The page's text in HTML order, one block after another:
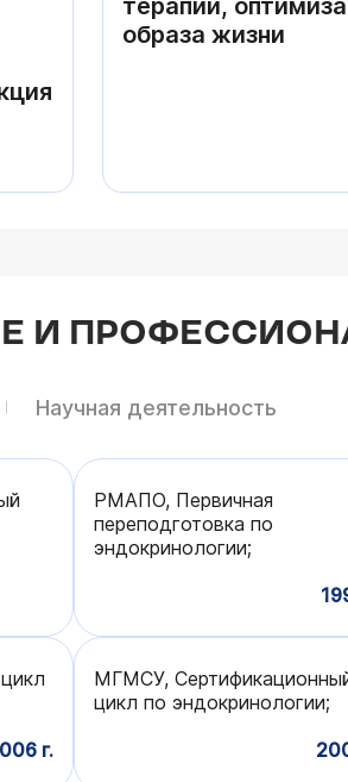
терапии,
образа жизни
И
Научная деятельность
РМАПО, Первичная
переподготовка по
эндокринологии;
г.
МГМСУ,
цикл по эндокринологии;